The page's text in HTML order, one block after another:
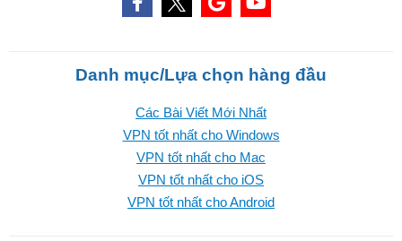
Danh mục/Lựa chọn hàng đầu
Các Bài Viết Mới Nhất
VPN tốt nhất cho Windows
VPN tốt nhất cho Mac
VPN tốt nhất cho iOS
VPN tốt nhất cho Android